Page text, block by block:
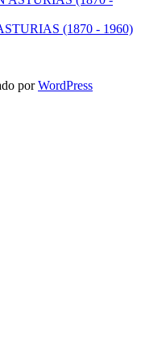
(1870 - 1960)
porWordPress